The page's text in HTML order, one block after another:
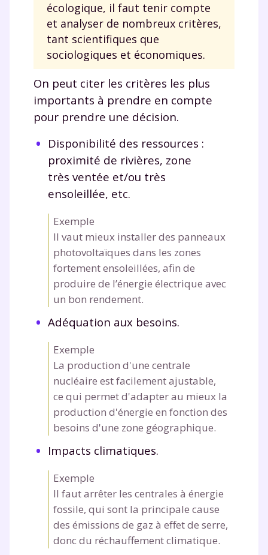
écologique, il faut tenir compte
et analyser de nombreux critères,
tant scientifiques que
sociologiques et économiques.
On peut citer les critères les plus
importants à prendre en compte
pour prendre une décision.
Disponibilité des ressources :
proximité de rivières, zone
très ventée et/ou très
ensoleillée, etc.
Exemple
Il vaut mieux installer des panneaux
photovoltaïques dans les zones
fortement ensoleillées, afin de
produire de l’énergie électrique avec
un bon rendement.
Adéquation aux besoins.
Exemple
La production d'une centrale
nucléaire est facilement ajustable,
ce qui permet d'adapter au mieux la
production d'énergie en fonction des
besoins d'une zone géographique.
Impacts climatiques.
Exemple
Il faut arrêter les centrales à énergie
fossile, qui sont la principale cause
des émissions de gaz à effet de serre,
donc du réchauffement climatique.